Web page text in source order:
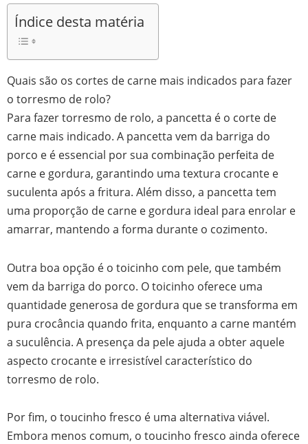
Índice desta matéria
Quais são os cortes de carne mais indicados para fazer
o torresmo de rolo?
Para fazer torresmo de rolo, a pancetta é o corte de
carne mais indicado. A pancetta vem da barriga do
porco e é essencial por sua combinação perfeita de
carne e gordura, garantindo uma textura crocante e
suculenta após a fritura. Além disso, a pancetta tem
uma proporção de carne e gordura ideal para enrolar e
amarrar, mantendo a forma durante o cozimento.
Outra boa opção é o toicinho com pele, que também
vem da barriga do porco. O toicinho oferece uma
quantidade generosa de gordura que se transforma em
pura crocância quando frita, enquanto a carne mantém
a suculência. A presença da pele ajuda a obter aquele
aspecto crocante e irresistível característico do
torresmo de rolo.
Por fim, o toucinho fresco é uma alternativa viável.
Embora menos comum, o toucinho fresco ainda oferece